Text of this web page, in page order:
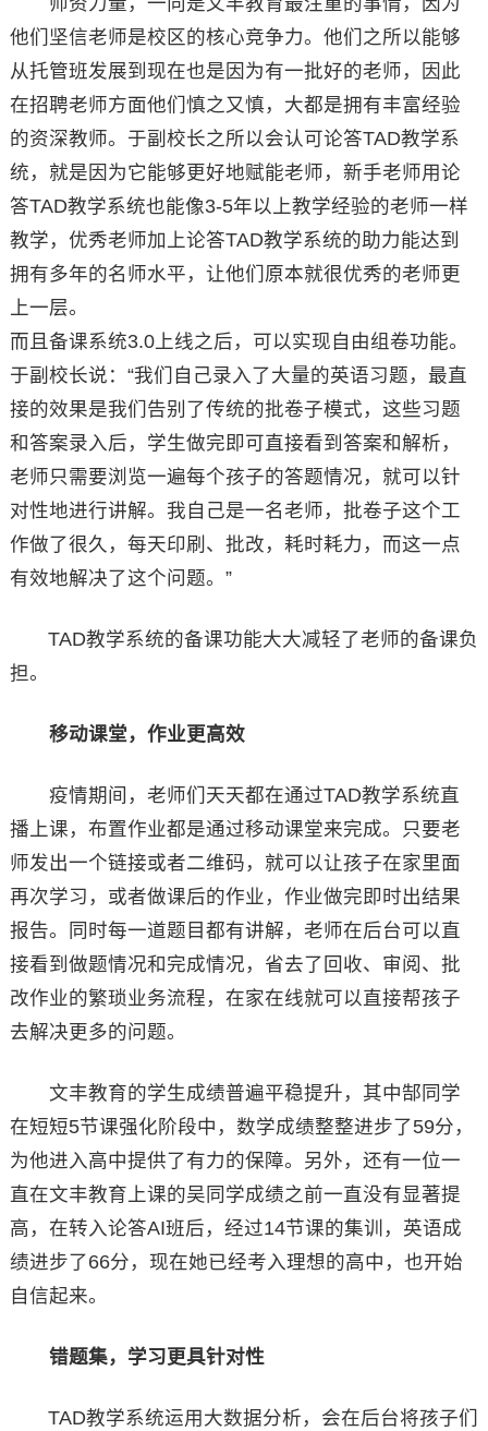
他们坚信老师是校区的核心竞争力。他们之所以能够
从托管班发展到现在也是因为有一批好的老师，因此
在招聘老师方面他们慎之又慎，大都是拥有丰富经验
的资深教师。于副校长之所以会认可论答TAD教学系
统，就是因为它能够更好地赋能老师，新手老师用论
答TAD教学系统也能像3-5年以上教学经验的老师一样
教学，优秀老师加上论答TAD教学系统的助力能达到
拥有多年的名师水平，让他们原本就很优秀的老师更
上一层。
而且备课系统3.0上线之后，可以实现自由组卷功能。
于副校长说：“我们自己录入了大量的英语习题，最直
接的效果是我们告别了传统的批卷子模式，这些习题
和答案录入后，学生做完即可直接看到答案和解析，
老师只需要浏览一遍每个孩子的答题情况，就可以针
对性地进行讲解。我自己是一名老师，批卷子这个工
作做了很久，每天印刷、批改，耗时耗力，而这一点
有效地解决了这个问题。”
TAD教学系统的备课功能大大减轻了老师的备课负
担。
移动课堂，作业更高效
疫情期间，老师们天天都在通过TAD教学系统直
播上课，布置作业都是通过移动课堂来完成。只要老
师发出一个链接或者二维码，就可以让孩子在家里面
再次学习，或者做课后的作业，作业做完即时出结果
报告。同时每一道题目都有讲解，老师在后台可以直
接看到做题情况和完成情况，省去了回收、审阅、批
改作业的繁琐业务流程，在家在线就可以直接帮孩子
去解决更多的问题。
文丰教育的学生成绩普遍平稳提升，其中郜同学
在短短5节课强化阶段中，数学成绩整整进步了59分，
为他进入高中提供了有力的保障。另外，还有一位一
直在文丰教育上课的吴同学成绩之前一直没有显著提
高，在转入论答AI班后，经过14节课的集训，英语成
绩进步了66分，现在她已经考入理想的高中，也开始
自信起来。
错题集，学习更具针对性
TAD教学系统运用大数据分析，会在后台将孩子们